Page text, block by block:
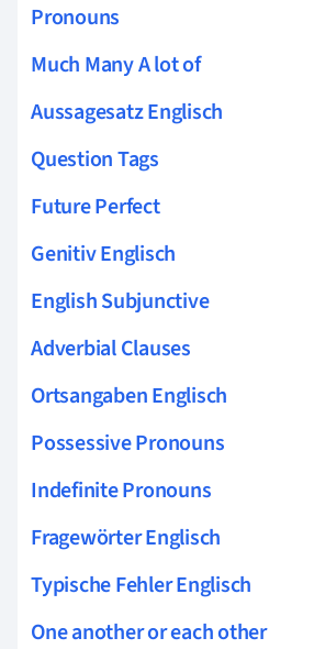
Pronouns
Much Many A lot of
Aussagesatz Englisch
Question Tags
Future Perfect
Genitiv Englisch
English Subjunctive
Adverbial Clauses
Ortsangaben Englisch
Possessive Pronouns
Indefinite Pronouns
Fragewörter Englisch
Typische Fehler Englisch
One another or each other